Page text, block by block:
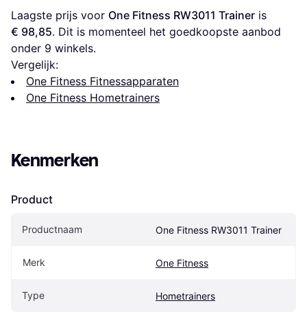
Laagste prijs voor One Fitness RW3011 Trainer
€ 98,85. Dit is momenteel het goedkoopste aanbod
onder 9 winkels.
Vergelijk:
One Fitness Fitnessapparaten
One Fitness Hometrainers
Kenmerken
Product
Productnaam One Fitness RW3011 Trainer
Merk One Fitness
Type Hometrainers